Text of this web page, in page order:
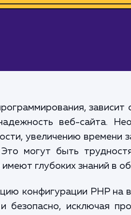
зависит
веб-сайта.
увеличению времени
могут быть
глубоких знаний в
конфигурации PHP на
безопасно, исключая